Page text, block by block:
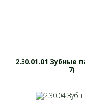
2.30.01.01 Зубные
7)